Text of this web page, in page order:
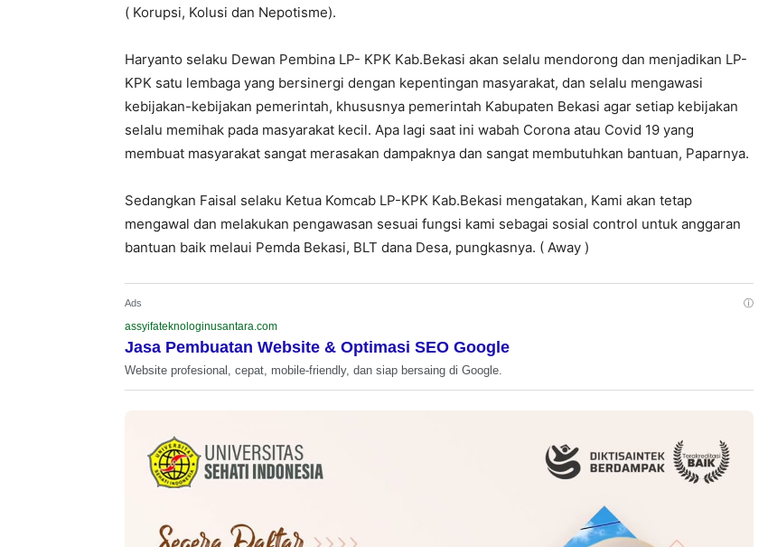
( Korupsi, Kolusi dan Nepotisme).
Haryanto selaku Dewan Pembina LP- KPK Kab.Bekasi akan selalu mendorong dan menjadikan LP-
KPK satu lembaga yang bersinergi dengan kepentingan masyarakat, dan selalu mengawasi
kebijakan-kebijakan pemerintah, khususnya pemerintah Kabupaten Bekasi agar setiap kebijakan
selalu memihak pada masyarakat kecil. Apa lagi saat ini wabah Corona atau Covid 19 yang
membuat masyarakat sangat merasakan dampaknya dan sangat membutuhkan bantuan, Paparnya.
Sedangkan Faisal selaku Ketua Komcab LP-KPK Kab.Bekasi mengatakan, Kami akan tetap
mengawal dan melakukan pengawasan sesuai fungsi kami sebagai sosial control untuk anggaran
bantuan baik melaui Pemda Bekasi, BLT dana Desa, pungkasnya. ( Away )
Ads ⓘ
assyifateknologinusantara.com
Jasa Pembuatan Website & Optimasi SEO Google
Website profesional, cepat, mobile-friendly, dan siap bersaing di Google.